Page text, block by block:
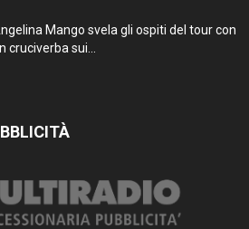
Mango svela gli ospiti del tour con
cruciverba sui...